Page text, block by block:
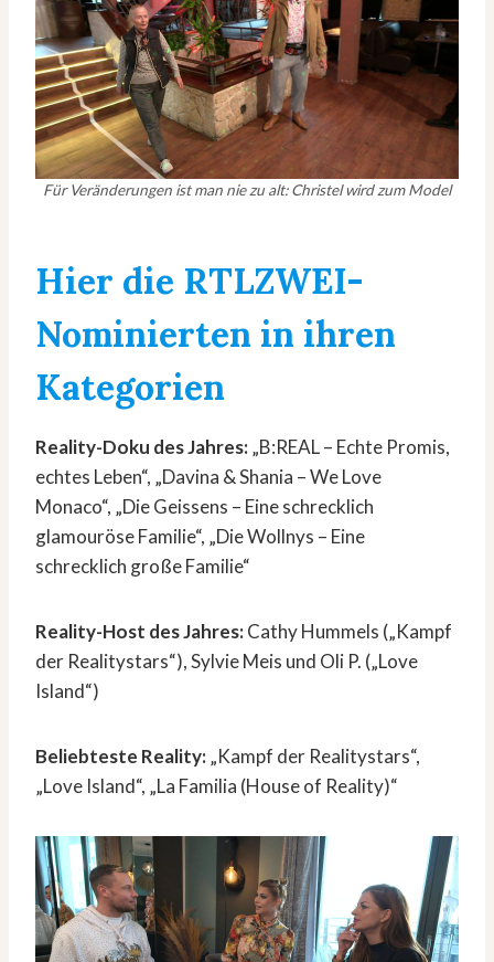
Für Veränderungen ist man nie zu alt: Christel wird zum Model
Hier die RTLZWEI-
Nominierten in ihren
Kategorien
Reality-Doku des Jahres:„B:REAL – Echte Promis,
echtes Leben“, „Davina & Shania – We Love
Monaco“, „Die Geissens – Eine schrecklich
glamouröse Familie“, „Die Wollnys – Eine
schrecklich große Familie“
Reality-Host des Jahres:Cathy Hummels („Kampf
der Realitystars“), Sylvie Meis und Oli P. („Love
Island“)
Beliebteste Reality:„Kampf der Realitystars“,
„Love Island“, „La Familia (House of Reality)“